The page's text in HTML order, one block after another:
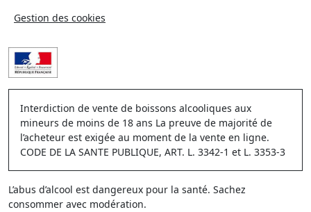
Gestion des cookies
Interdiction de vente de boissons alcooliques aux
mineurs de moins de 18 ans La preuve de majorité de
l’acheteur est exigée au moment de la vente en ligne.
CODE DE LA SANTE PUBLIQUE, ART. L. 3342-1 et L. 3353-3
L’abus d’alcool est dangereux pour la santé. Sachez
consommer avec modération.